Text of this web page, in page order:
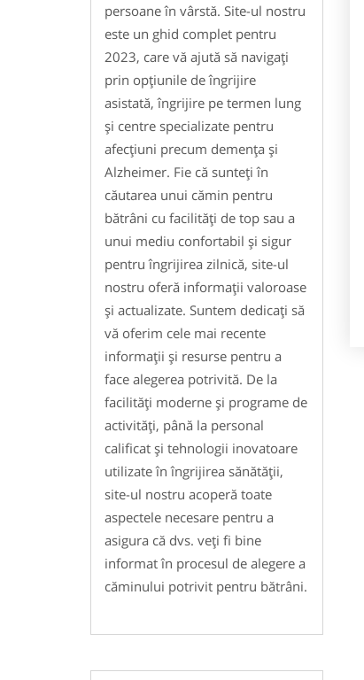
persoane în vârstă. Site-ul nostru
este un ghid complet pentru
2023, care vă ajută să navigați
prin opțiunile de îngrijire
asistată, îngrijire pe termen lung
și centre specializate pentru
afecțiuni precum demența și
Alzheimer. Fie că sunteți în
căutarea unui cămin pentru
bătrâni cu facilități de top sau a
unui mediu confortabil și sigur
pentru îngrijirea zilnică, site-ul
nostru oferă informații valoroase
și actualizate. Suntem dedicați să
vă oferim cele mai recente
informații și resurse pentru a
face alegerea potrivită. De la
facilități moderne și programe de
activități, până la personal
calificat și tehnologii inovatoare
utilizate în îngrijirea sănătății,
site-ul nostru acoperă toate
aspectele necesare pentru a
asigura că dvs. veți fi bine
informat în procesul de alegere a
căminului potrivit pentru bătrâni.